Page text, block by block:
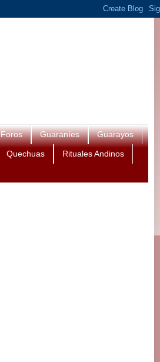
Foros Guaraníes Guarayos
Quechuas Rituales Andinos